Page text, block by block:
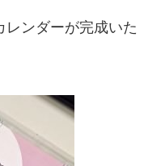
ンダーが完成いた